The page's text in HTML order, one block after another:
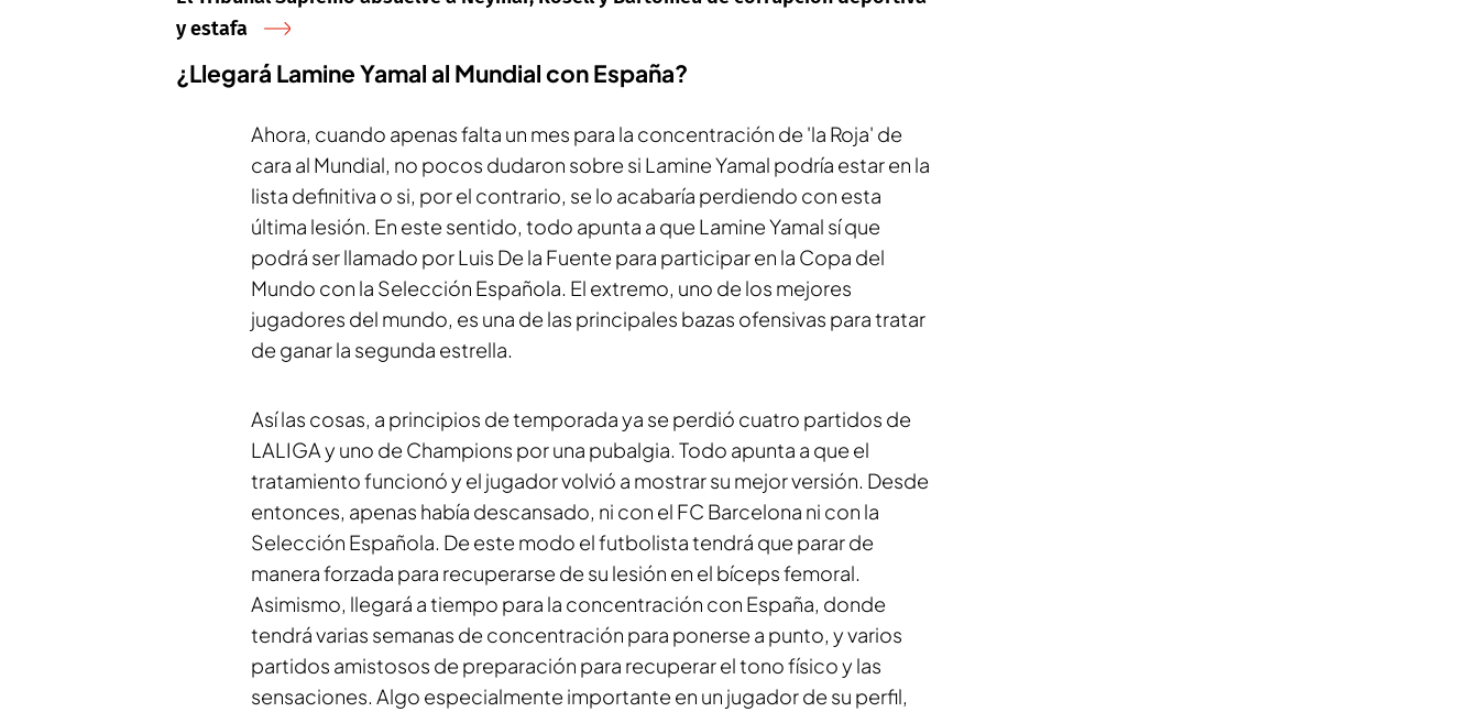
y estafa
¿Llegará Lamine Yamal al Mundial con España?
Ahora, cuando apenas falta un mes para la concentración de 'la Roja' de
cara al Mundial, no pocos dudaron sobre si Lamine Yamal podría estar en la
lista definitiva o si, por el contrario, se lo acabaría perdiendo con esta
última lesión. En este sentido, todo apunta a que Lamine Yamal sí que
podrá ser llamado por Luis De la Fuente para participar en la Copa del
Mundo con la Selección Española. El extremo, uno de los mejores
jugadores del mundo, es una de las principales bazas ofensivas para tratar
de ganar la segunda estrella.
Así las cosas, a principios de temporada ya se perdió cuatro partidos de
LALIGA y uno de Champions por una pubalgia. Todo apunta a que el
tratamiento funcionó y el jugador volvió a mostrar su mejor versión. Desde
entonces, apenas había descansado, ni con el FC Barcelona ni con la
Selección Española. De este modo el futbolista tendrá que parar de
manera forzada para recuperarse de su lesión en el bíceps femoral.
Asimismo, llegará a tiempo para la concentración con España, donde
tendrá varias semanas de concentración para ponerse a punto, y varios
partidos amistosos de preparación para recuperar el tono físico y las
sensaciones. Algo especialmente importante en un jugador de su perfil,